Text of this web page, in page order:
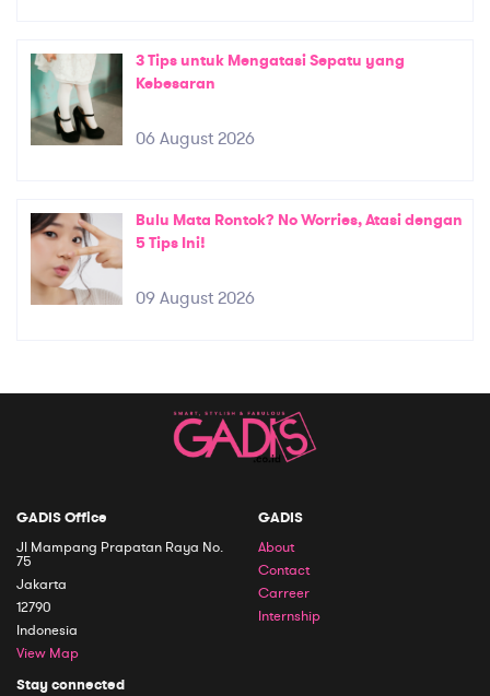
3 Tips untuk Mengatasi Sepatu yang
Kebesaran
06 August 2026
Bulu Mata Rontok? No Worries, Atasi dengan
5 Tips Ini!
09 August 2026
GADIS Office
Jl Mampang Prapatan Raya No.
75
Jakarta
12790
Indonesia
View Map
GADIS
About
Contact
Carreer
Internship
Stay connected